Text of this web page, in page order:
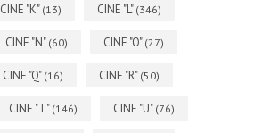
CINE "K" (13) CINE "L" (346)
CINE "N" (60) CINE "O" (27)
CINE "Q" (16) CINE "R" (50)
CINE "T" (146) CINE "U" (76)